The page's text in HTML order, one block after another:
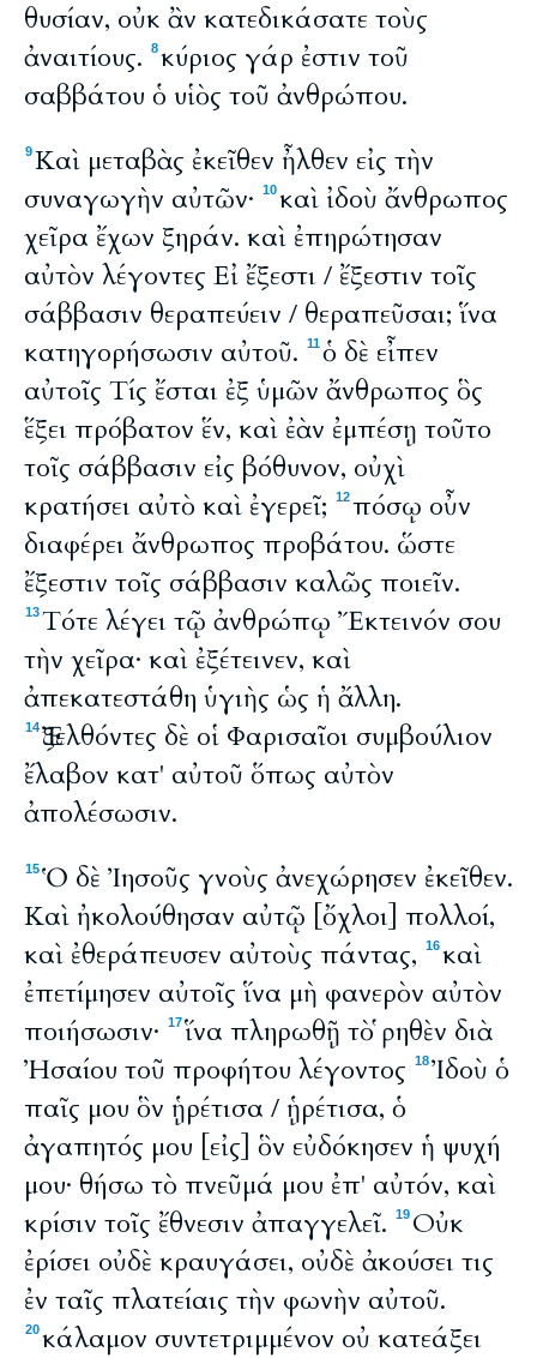
θυσίαν, οὐκ ἂν κατεδικάσατε τοὺς
ἀναιτίους.
8κύριος γάρ ἐστιν τοῦ
σαββάτου ὁ υἱὸς τοῦ ἀνθρώπου.
9Καὶ μεταβὰς ἐκεῖθεν ἦλθεν εἰς τὴν
συναγωγὴν αὐτῶν·
10καὶ ἰδοὺ ἄνθρωπος
χεῖρα ἔχων ξηράν. καὶ ἐπηρώτησαν
αὐτὸν λέγοντες Εἰ ἔξεστι / ἔξεστιν τοῖς
σάββασιν θεραπεύειν / θεραπεῦσαι; ἵνα
κατηγορήσωσιν αὐτοῦ.
11ὁ δὲ εἶπεν
αὐτοῖς Τίς ἔσται ἐξ ὑμῶν ἄνθρωπος ὃς
ἕξει πρόβατον ἕν, καὶ ἐὰν ἐμπέσῃ τοῦτο
τοῖς σάββασιν εἰς βόθυνον, οὐχὶ
κρατήσει αὐτὸ καὶ ἐγερεῖ;
12πόσῳ οὖν
διαφέρει ἄνθρωπος προβάτου. ὥστε
ἔξεστιν τοῖς σάββασιν καλῶς ποιεῖν.
13Τότε λέγει τῷ ἀνθρώπῳ Ἔκτεινόν σου
τὴν χεῖρα· καὶ ἐξέτεινεν, καὶ
ἀπεκατεστάθη ὑγιὴς ὡς ἡ ἄλλη.
14Ἐξελθόντες δὲ οἱ Φαρισαῖοι συμβούλιον
ἔλαβον κατ' αὐτοῦ ὅπως αὐτὸν
ἀπολέσωσιν.
15Ὁ δὲ Ἰησοῦς γνοὺς ἀνεχώρησεν ἐκεῖθεν.
Καὶ ἠκολούθησαν αὐτῷ [ὄχλοι] πολλοί,
καὶ ἐθεράπευσεν αὐτοὺς πάντας,
16καὶ
ἐπετίμησεν αὐτοῖς ἵνα μὴ φανερὸν αὐτὸν
ποιήσωσιν·
17ἵνα πληρωθῇ τὸ ῥηθὲν διὰ
Ἠσαίου τοῦ προφήτου λέγοντος
18Ἰδοὺ ὁ
παῖς μου ὃν ᾑρέτισα / ᾑρέτισα, ὁ
ἀγαπητός μου [εἰς] ὃν εὐδόκησεν ἡ ψυχή
μου· θήσω τὸ πνεῦμά μου ἐπ' αὐτόν, καὶ
κρίσιν τοῖς ἔθνεσιν ἀπαγγελεῖ.
19 Οὐκ
ἐρίσει οὐδὲ κραυγάσει, οὐδὲ ἀκούσει τις
ἐν ταῖς πλατείαις τὴν φωνὴν αὐτοῦ.
20κάλαμον συντετριμμένον οὐ κατεάξει